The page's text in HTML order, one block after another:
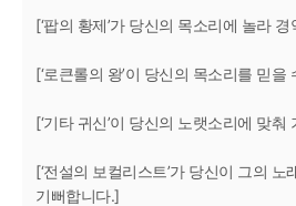
[‘팝의 황제’가 당신의 목소리에 놀라
[‘로큰롤의 왕’이 당신의 목소리를 믿을
[‘기타 귀신’이 당신의 노랫소리에 맞
[‘전설의 보컬리스트’가 당신이 그의 노
기뻐합니다.]